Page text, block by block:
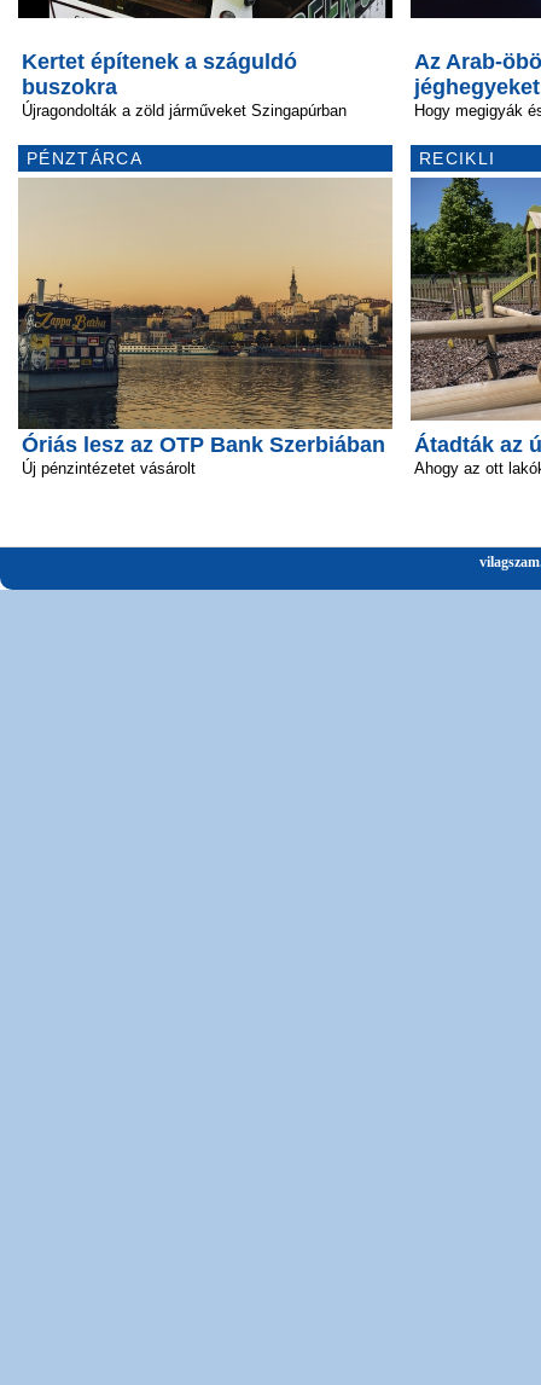
Kertet építenek a száguldó
buszokra
Újragondolták a zöld járműveket Szingapúrban
PÉNZTÁRCA
Óriás lesz az OTP Bank Szerbiában
Új pénzintézetet vásárolt
Az Arab-
jéghegyeket
Hogy megigyák
RECIKLI
Átadták az
Ahogy az ott